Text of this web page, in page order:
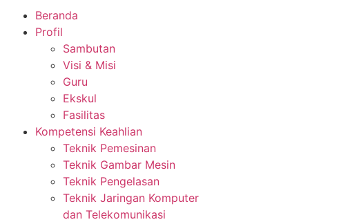
Beranda
Profil
Sambutan
Visi & Misi
Guru
Ekskul
Fasilitas
Kompetensi Keahlian
Teknik Pemesinan
Teknik Gambar Mesin
Teknik Pengelasan
Teknik Jaringan Komputer
dan Telekomunikasi